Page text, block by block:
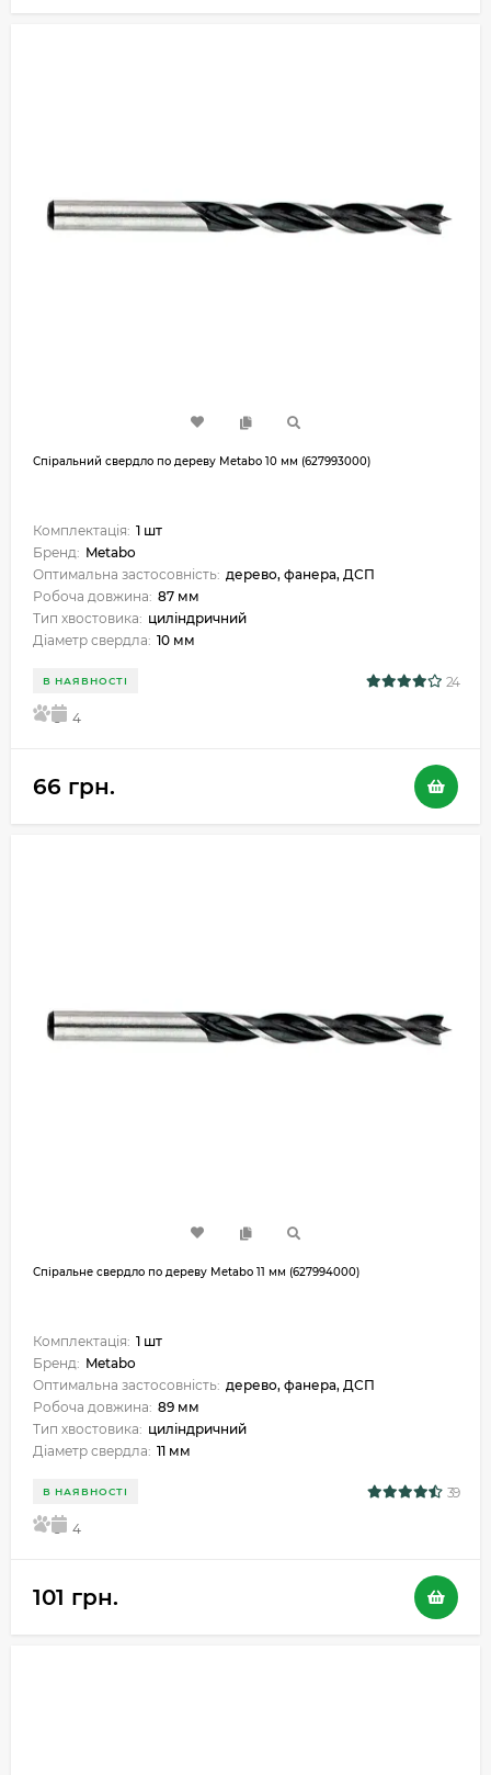
Спіральний свердло по дереву Metabo 10 мм (627993000)
Комплектація: 1 шт
Бренд: Metabo
Оптимальна застосовність: дерево, фанера, ДСП
Робоча довжина: 87 мм
Тип хвостовика: циліндричний
Діаметр свердла: 10 мм
В НАЯВНОСТІ 24
5 4
66 грн.
Спіральне свердло по дереву Metabo 11 мм (627994000)
Комплектація: 1 шт
Бренд: Metabo
Оптимальна застосовність: дерево, фанера, ДСП
Робоча довжина: 89 мм
Тип хвостовика: циліндричний
Діаметр свердла: 11 мм
В НАЯВНОСТІ 39
5 4
101 грн.